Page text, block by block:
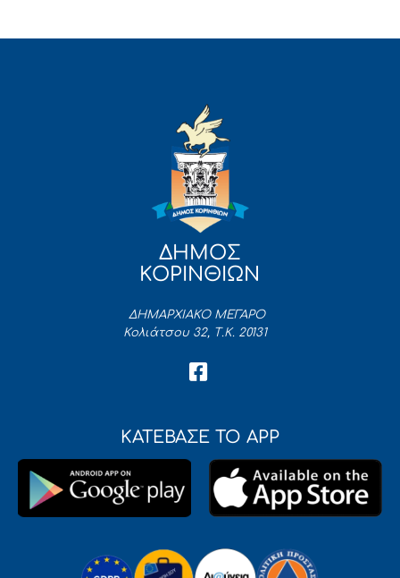
ΔΗΜΟΣ
ΚΟΡΙΝΘΙΩΝ
ΔΗΜΑΡΧΙΑΚΟ ΜΕΓΑΡΟ
Κολιάτσου 32, Τ.Κ. 20131
ΚΑΤΕΒΑΣΕ ΤΟ APP